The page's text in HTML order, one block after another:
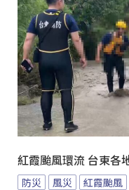
紅霞颱風環流 台東各
防災 風災 紅霞颱風